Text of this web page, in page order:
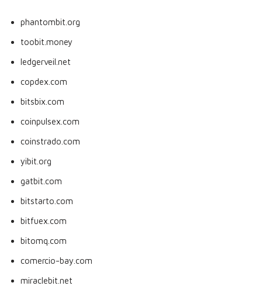
phantombit.org
toobit.money
ledgerveil.net
copdex.com
bitsbix.com
coinpulsex.com
coinstrado.com
yibit.org
gatbit.com
bitstarto.com
bitfuex.com
bitomq.com
comercio-bay.com
miraclebit.net